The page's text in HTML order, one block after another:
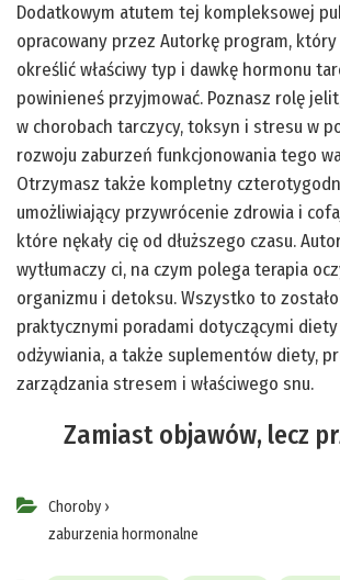
Dodatkowym atutem tej kompleksowej
opracowany przez Autorkę program,
określić właściwy typ i dawkę hormonu
powinieneś przyjmować. Poznasz rolę
w chorobach tarczycy, toksyn i stresu w
rozwoju zaburzeń funkcjonowania tego
Otrzymasz także kompletny
umożliwiający przywrócenie zdrowia i
które nękały cię od dłuższego czasu.
wytłumaczy ci, na czym polega terapia
organizmu i detoksu. Wszystko to
praktycznymi poradami dotyczącymi
odżywiania, a także suplementów diety,
zarządzania stresem i właściwego snu.
Zamiast objawów, lecz
Choroby ›
zaburzenia hormonalne